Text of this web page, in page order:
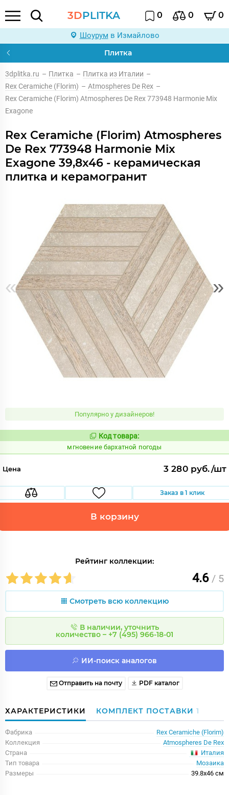
3DPLITKA 0 0 0
Шоурум в Измайлово
Плитка
3dplitka.ru – Плитка – Плитка из Италии –
Rex Ceramiche (Florim) – Atmospheres De Rex –
Rex Ceramiche (Florim) Atmospheres De Rex 773948 Harmonie Mix
Exagone
Rex Ceramiche (Florim) Atmospheres
De Rex 773948 Harmonie Mix
Exagone 39,8x46 - керамическая
плитка и керамогранит
« »
Популярно у дизайнеров!
Код:
937946
Код товара:
мгновение бархатной погоды
Цена 3 280 руб./шт
Заказ в 1 клик
В корзину
Рейтинг коллекции:
4.6 / 5
Смотреть всю коллекцию
В наличии, уточнить
количество – +7 (495) 966-18-01
ИИ-поиск аналогов
Отправить на почту PDF каталог
ХАРАКТЕРИСТИКИ КОМПЛЕКТ ПОСТАВКИ 1
Фабрика
Rex Ceramiche (Florim)
Коллекция
Atmospheres De Rex
Страна
Италия
Тип товара
Мозаика
Размеры
39.8x46 см